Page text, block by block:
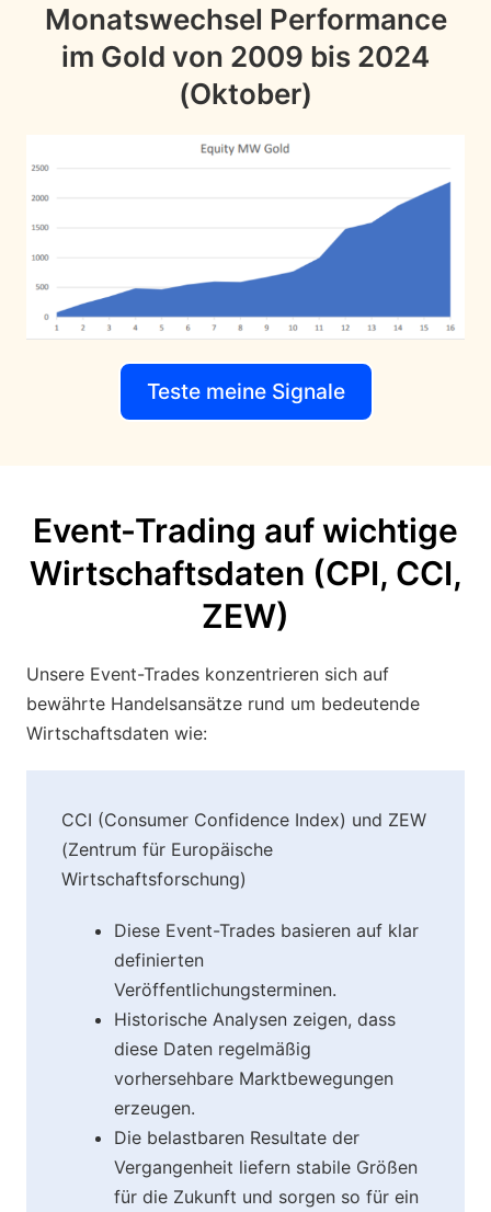
Monatswechsel Performance
im Gold von 2009 bis 2024
(Oktober)
Teste meine Signale
Event-Trading auf wichtige
Wirtschaftsdaten (CPI, CCI,
ZEW)
Unsere Event-Trades konzentrieren sich auf
bewährte Handelsansätze rund um bedeutende
Wirtschaftsdaten wie:
CCI (Consumer Confidence Index) und ZEW
(Zentrum für Europäische
Wirtschaftsforschung)
Diese Event-Trades basieren auf klar
definierten
Veröffentlichungsterminen.
Historische Analysen zeigen, dass
diese Daten regelmäßig
vorhersehbare Marktbewegungen
erzeugen.
Die belastbaren Resultate der
Vergangenheit liefern stabile Größen
für die Zukunft und sorgen so für ein